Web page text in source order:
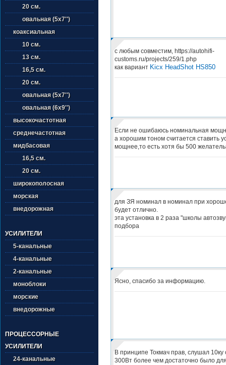
20 см.
овальная (5х7'')
коаксиальная
10 см.
13 см.
16,5 см.
20 см.
овальная (5х7'')
овальная (6х9'')
высокочастотная
среднечастотная
мидбасовая
16,5 см.
20 см.
широкополосная
морская
внедорожная
УСИЛИТЕЛИ
5-канальные
4-канальные
2-канальные
моноблоки
морские
внедорожные
ПРОЦЕССОРНЫЕ
УСИЛИТЕЛИ
24-канальные
с любым совместим, https://autohifi-
customs.ru/projects/259/1.php
как вариант Kicx HeadShot HS850
Если не ошибаюсь номинальная
а хорошим тоном считается ставить
мощнее,то есть хотя бы 500
для ЗЯ номинал в номинал при
будет отлично.
эта установка в 2 раза "школы
подбора
Ясно, спасибо за информацию.
В принципе Токмач прав, слушал
300Вт более чем достаточно было